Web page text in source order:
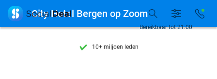
7 dagen per week beschikbaar
10+ miljoen leden
Bereikbaar tot 21:00
 City Hotel Bergen op Zoom